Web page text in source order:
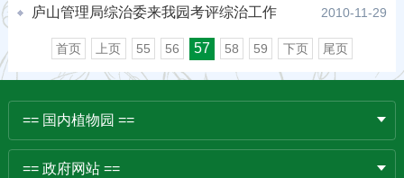
庐山管理局综治委来我园考评综治工作 2010-11-29
首页 上页 55 56 57 58 59 下页 尾页
== 国内植物园 ==
== 政府网站 ==